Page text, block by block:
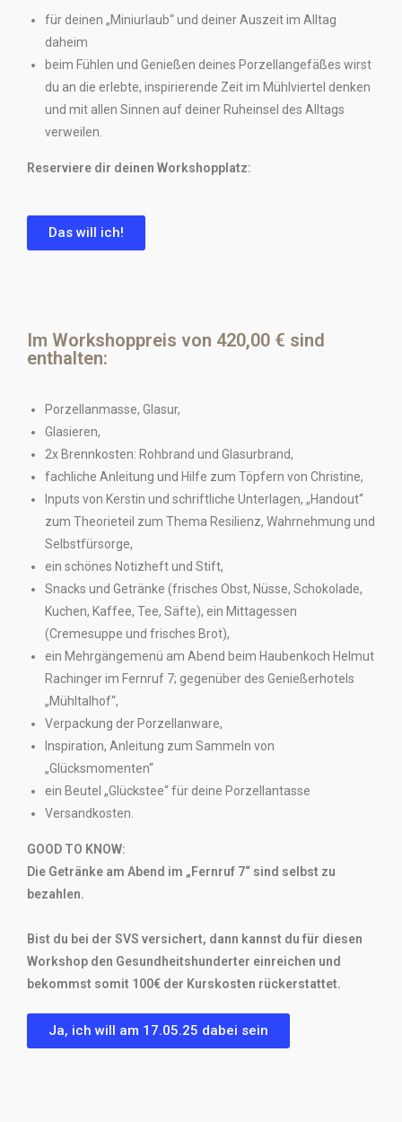
für deinen „Miniurlaub“ und deiner Auszeit im Alltag
daheim
beim Fühlen und Genießen deines Porzellangefäßes wirst
du an die erlebte, inspirierende Zeit im Mühlviertel denken
und mit allen Sinnen auf deiner Ruheinsel des Alltags
verweilen.
Reserviere dir deinen Workshopplatz:
Das will ich!
Im Workshoppreis von 420,00 € sind
enthalten:
Porzellanmasse, Glasur,
Glasieren,
2x Brennkosten: Rohbrand und Glasurbrand,
fachliche Anleitung und Hilfe zum Töpfern von Christine,
Inputs von Kerstin und schriftliche Unterlagen, „Handout“
zum Theorieteil zum Thema Resilienz, Wahrnehmung und
Selbstfürsorge,
ein schönes Notizheft und Stift,
Snacks und Getränke (frisches Obst, Nüsse, Schokolade,
Kuchen, Kaffee, Tee, Säfte), ein Mittagessen
(Cremesuppe und frisches Brot),
ein Mehrgängemenü am Abend beim Haubenkoch Helmut
Rachinger im Fernruf 7; gegenüber des Genießerhotels
„Mühltalhof“,
Verpackung der Porzellanware,
Inspiration, Anleitung zum Sammeln von
„Glücksmomenten“
ein Beutel „Glückstee“ für deine Porzellantasse
Versandkosten.
GOOD TO KNOW:
Die Getränke am Abend im „Fernruf 7“ sind selbst zu
bezahlen.
Bist du bei der SVS versichert, dann kannst du für diesen
Workshop den Gesundheitshunderter einreichen und
bekommst somit 100€ der Kurskosten rückerstattet.
Ja, ich will am 17.05.25 dabei sein